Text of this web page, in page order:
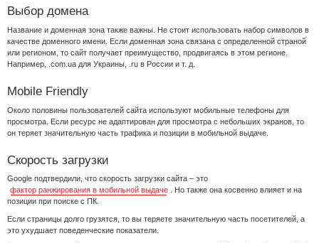
Выбор домена
Название и доменная зона также важны. Не стоит использовать набор символов в
качестве доменного имени. Если доменная зона связана с определенной страной
или регионом, то сайт получает преимущество, продвигаясь в этом регионе.
Например, .com.ua для Украины, .ru в России и т. д.
Mobile Friendly
Около половины пользователей сайта используют мобильные телефоны для
просмотра. Если ресурс не адаптирован для просмотра с небольших экранов, то
он теряет значительную часть трафика и позиции в мобильной выдаче.
Скорость загрузки
Google подтвердили, что скорость загрузки сайта – это
фактор ранжирования в мобильной выдаче . Но также она косвенно влияет и на
позиции при поиске с ПК.
Если страницы долго грузятся, то вы теряете значительную часть посетителей, а
это ухудшает поведенческие показатели.